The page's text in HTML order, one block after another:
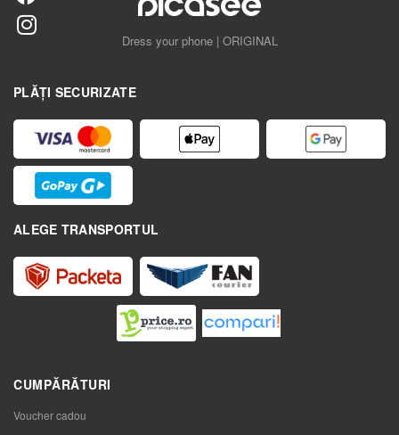
Dress your phone | ORIGINAL
PLĂȚI SECURIZATE
ALEGE TRANSPORTUL
CUMPĂRĂTURI
Voucher cadou